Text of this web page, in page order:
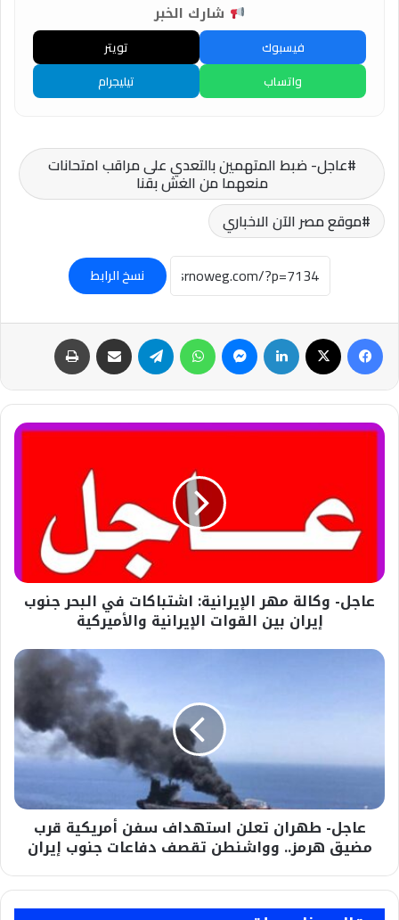
شارك الخبر
فيسبوك
تويتر
واتساب
تيليجرام
عاجل- ضبط المتهمين بالتعدي على مراقب امتحانات
منعهما من الغش بقنا
موقع مصر الآن الاخباري
نسخ الرابط
فيسبوك لينكدإن ماسنجر واتساب تيلقرام مشاركة عبر البريد
عاجل-
اشتباكات
إيران
بين
والأميركية
عاجل- وكالة مهر الإيرانية: اشتباكات في البحر جنوب
إيران بين القوات الإيرانية والأميركية
عاجل-
قرب
هرمز..
وواشنطن
تقصف
جنوب
عاجل- طهران تعلن استهداف سفن أمريكية قرب
مضيق هرمز.. وواشنطن تقصف دفاعات جنوب إيران